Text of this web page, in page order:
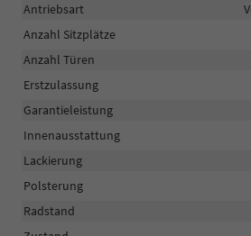
Antriebsart
Anzahl Sitzplätze
Anzahl Türen
Erstzulassung
Garantieleistung
Innenausstattung
Lackierung
Polsterung
Radstand